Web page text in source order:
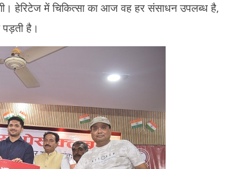
हेरिटेज में चिकित्सा का आज वह हर संसाधन उपलब्ध है,
है।